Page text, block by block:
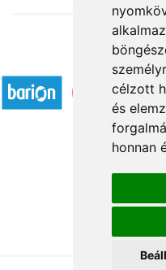
célzott
és
honnan